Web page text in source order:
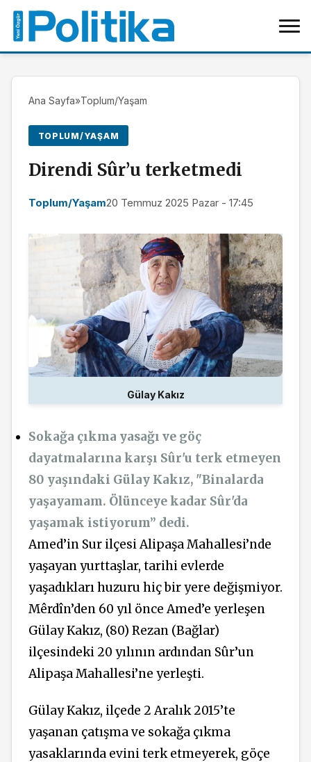
Ana Sayfa»Toplum/Yaşam
TOPLUM/YAŞAM
Direndi Sûr’u terketmedi
Toplum/Yaşam20 Temmuz 2025 Pazar - 17:45
Gülay Kakız
Sokağa çıkma yasağı ve göç
dayatmalarına karşı Sûr'u terk etmeyen
80 yaşındaki Gülay Kakız, "Binalarda
yaşayamam. Ölünceye kadar Sûr'da
yaşamak istiyorum” dedi.
Amed’in Sur ilçesi Alipaşa Mahallesi’nde
yaşayan yurttaşlar, tarihi evlerde
yaşadıkları huzuru hiç bir yere değişmiyor.
Mêrdîn’den 60 yıl önce Amed’e yerleşen
Gülay Kakız, (80) Rezan (Bağlar)
ilçesindeki 20 yılının ardından Sûr’un
Alipaşa Mahallesi’ne yerleşti.
Gülay Kakız, ilçede 2 Aralık 2015’te
yaşanan çatışma ve sokağa çıkma
yasaklarında evini terk etmeyerek, göçe